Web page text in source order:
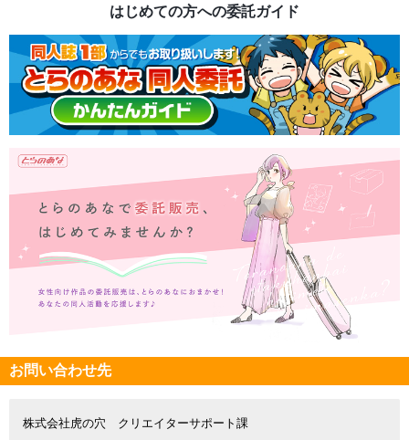
はじめての方への委託ガイド
お問い合わせ先
株式会社虎の穴 クリエイターサポート課